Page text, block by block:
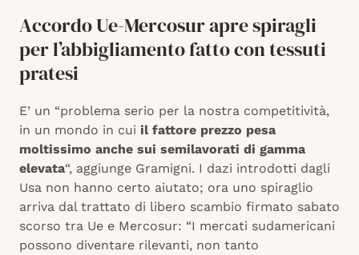
Accordo Ue-Mercosur apre spiragli
per l’abbigliamento fatto con tessuti
pratesi
E’ un “problema serio per la nostra competitività,
in un mondo in cui il fattore prezzo pesa
moltissimo anche sui semilavorati di gamma
elevata“, aggiunge Gramigni. I dazi introdotti dagli
Usa non hanno certo aiutato; ora uno spiraglio
arriva dal trattato di libero scambio firmato sabato
scorso tra Ue e Mercosur: “I mercati sudamericani
possono diventare rilevanti, non tanto